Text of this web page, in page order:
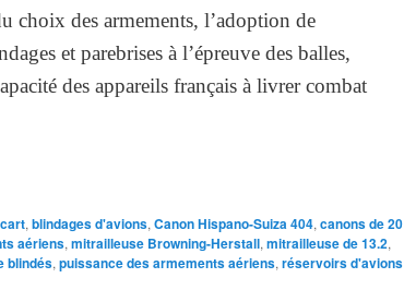
choix des armements, l’adoption de
et parebrises à l’épreuve des balles,
des appareils français à livrer combat
, blindages d'avions, Canon Hispano-Suiza 404, canons de 20
aériens, mitrailleuse Browning-Herstall, mitrailleuse de 13.2,
blindés, puissance des armements aériens, réservoirs d'avions